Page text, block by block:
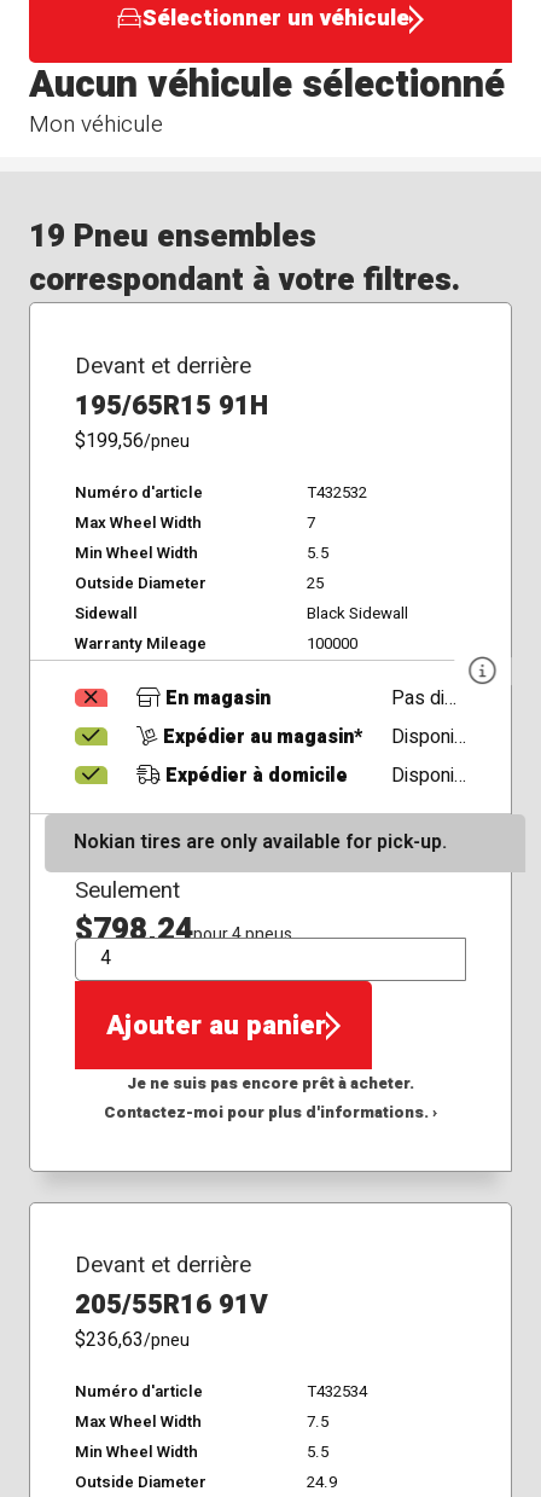
Sélectionner un véhicule
Mon véhicule
Aucun véhicule sélectionné
19 Pneu ensembles
correspondant à votre filtres.
Devant et derrière
195/65R15 91H
$199,56/pneu
Numéro d'article
T432532
Max Wheel Width
7
Min Wheel Width
5.5
Outside Diameter
25
Sidewall
Black Sidewall
Warranty Mileage
100000
En magasin
Pas disponible
Expédier au magasin*
Disponible
Expédier à domicile
Disponible
Nokian tires are only available for pick-up.
Seulement
$798,24pour 4 pneus
QTÉ
Ajouter au panier
Je ne suis pas encore prêt à acheter.
Contactez-moi pour plus d'informations. ›
Devant et derrière
205/55R16 91V
$236,63/pneu
Numéro d'article
T432534
Max Wheel Width
7.5
Min Wheel Width
5.5
Outside Diameter
24.9